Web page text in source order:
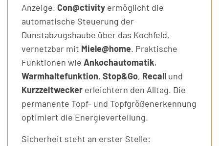
Anzeige. Con@ctivity ermöglicht die
automatische Steuerung der
Dunstabzugshaube über das Kochfeld,
vernetzbar mit Miele@home. Praktische
Funktionen wie Ankochautomatik,
Warmhaltefunktion, Stop&Go, Recall und
Kurzzeitwecker erleichtern den Alltag. Die
permanente Topf- und Topfgrößenerkennung
optimiert die Energieverteilung.
Sicherheit steht an erster Stelle: